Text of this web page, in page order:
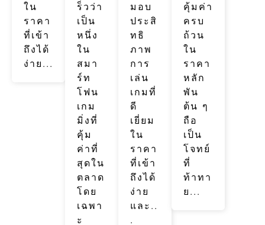
ใน
ราคา
ที่เข้า
ถึงได้
ง่าย...
ร็วว่า
เป็น
หนึ่ง
ใน
สมา
ร์ท
โฟน
เกม
มิ่งที่
คุ้ม
ค่าที่
สุดใน
ตลาด
โดย
เฉพา
ะ
มอบ
ประสิ
ทธิ
ภาพ
การ
เล่น
เกมที่
ดี
เยี่ยม
ใน
ราคา
ที่เข้า
ถึงได้
ง่าย
และ..
.
คุ้มค่า
ครบ
ถ้วน
ใน
ราคา
หลัก
พัน
ต้น ๆ
ถือ
เป็น
โจทย์
ที่
ท้าทา
ย...